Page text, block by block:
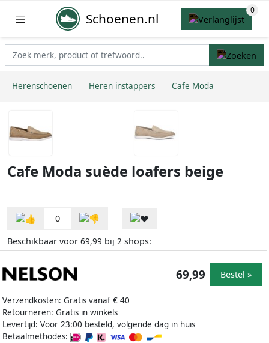
Schoenen.nl
Herenschoenen Heren instappers Cafe Moda
Cafe Moda suède loafers beige
0
Beschikbaar voor 69,99 bij 2 shops:
Verzendkosten: Gratis vanaf € 40
Retourneren: Gratis in winkels
Levertijd: Voor 23:00 besteld, volgende dag in huis
Betaalmethodes:
69,99 Bestel »